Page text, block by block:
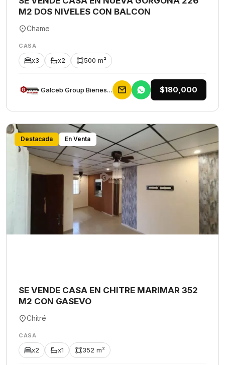
M2 DOS NIVELES CON BALCON
Chame
CASA
x3 x2 500 m²
Galceb Group Bienes Raices $180,000
Destacada En Venta
SE VENDE CASA EN CHITRE MARIMAR 352
M2 CON GASEVO
Chitré
CASA
x2 x1 352 m²